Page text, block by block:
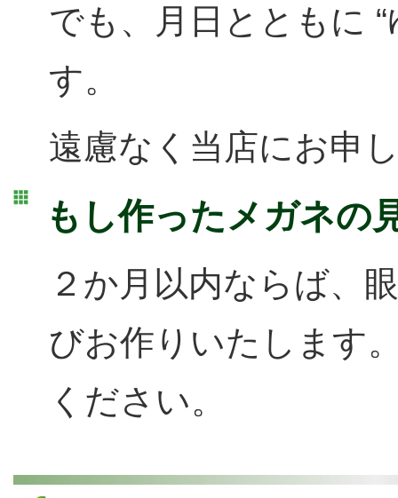
でも、月日とともに
す。
遠慮なく当店にお申
もし作ったメガネの
２か月以内ならば、
びお作りいたします
ください。